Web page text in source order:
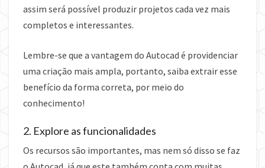
assim será possível produzir projetos cada vez mais
completos e interessantes.
Lembre-se que a vantagem do Autocad é providenciar
uma criação mais ampla, portanto, saiba extrair esse
benefício da forma correta, por meio do
conhecimento!
2. Explore as funcionalidades
Os recursos são importantes, mas nem só disso se faz